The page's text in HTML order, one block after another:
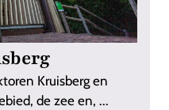
Kruisberg en
de zee en, ...